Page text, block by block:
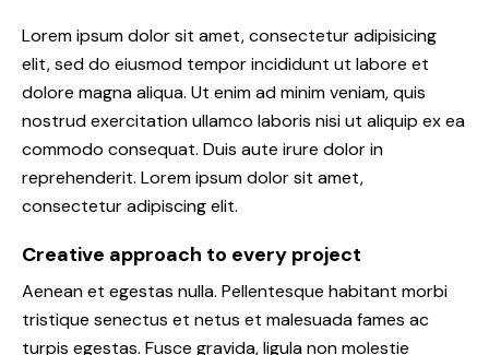
Lorem ipsum dolor sit amet, consectetur adipisicing
elit, sed do eiusmod tempor incididunt ut labore et
dolore magna aliqua. Ut enim ad minim veniam, quis
nostrud exercitation ullamco laboris nisi ut aliquip ex ea
commodo consequat. Duis aute irure dolor in
reprehenderit. Lorem ipsum dolor sit amet,
consectetur adipiscing elit.
Creative approach to every project
Aenean et egestas nulla. Pellentesque habitant morbi
tristique senectus et netus et malesuada fames ac
turpis egestas. Fusce gravida, ligula non molestie